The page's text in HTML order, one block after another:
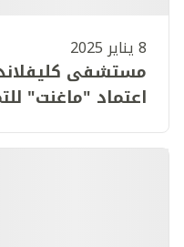
8 يناير 2025
مستشفى
اعتماد "ماغنت"